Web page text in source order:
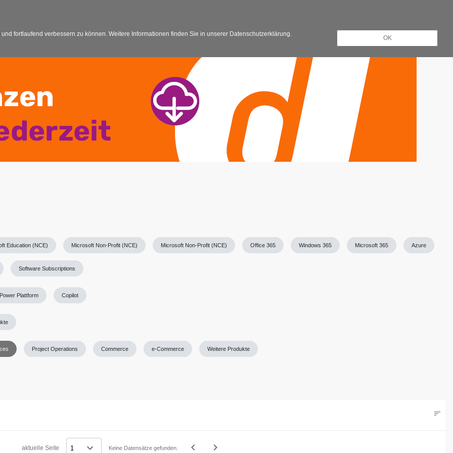
Project Operations Commerce e-Commerce Weitere Produkte
Power Plattform Copilot
Education (NCE) Microsoft Non-Profit (NCE) Microsoft Non-Profit (NCE) Office 365 Windows 365 Microsoft 365 Azure
Software Subscriptions
sort
aktuelle Seite Keine Datensätze gefunden. navigate_before navigate_next
fortlaufend verbessern zu können. Weitere Informationen finden Sie in unserer Datenschutzerklärung.
OK